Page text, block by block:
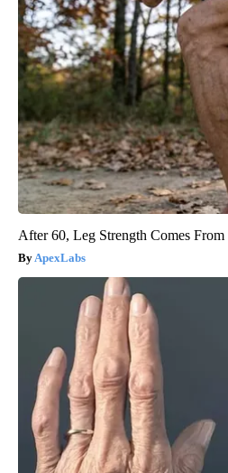
After 60, Leg Strength Comes
ApexLabs